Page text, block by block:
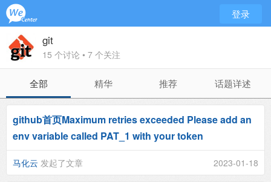
登录
git
15 个讨论 • 7 个关注
全部 精华 推荐 话题详述
github首页Maximum retries exceeded Please add an
env variable called PAT_1 with your token
马化云 发起了文章 2023-01-18